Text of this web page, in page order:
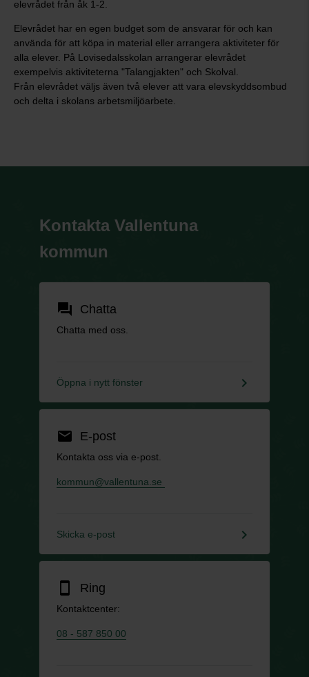
elevrådet från åk 1-2.
Elevrådet har en egen budget som de ansvarar för och kan
använda för att köpa in material eller arrangera aktiviteter för
alla elever. På Lovisedalsskolan arrangerar elevrådet
exempelvis aktiviteterna "Talangjakten" och Skolval.
Från elevrådet väljs även två elever att vara elevskyddsombud
och delta i skolans arbetsmiljöarbete.
Kontakta Vallentuna
kommun
forum Chatta
Chatta med oss.
Öppna i nytt fönster keyboard_arrow_right
email E-post
Kontakta oss via e-post.
kommun@vallentuna.se
Skicka e-post keyboard_arrow_right
smartphone Ring
Kontaktcenter:
08 - 587 850 00